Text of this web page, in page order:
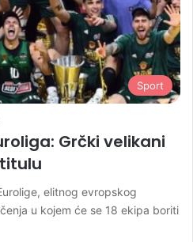
Sport
Grčki velikani
elitnog evropskog
u kojem će se 18 ekipa boriti